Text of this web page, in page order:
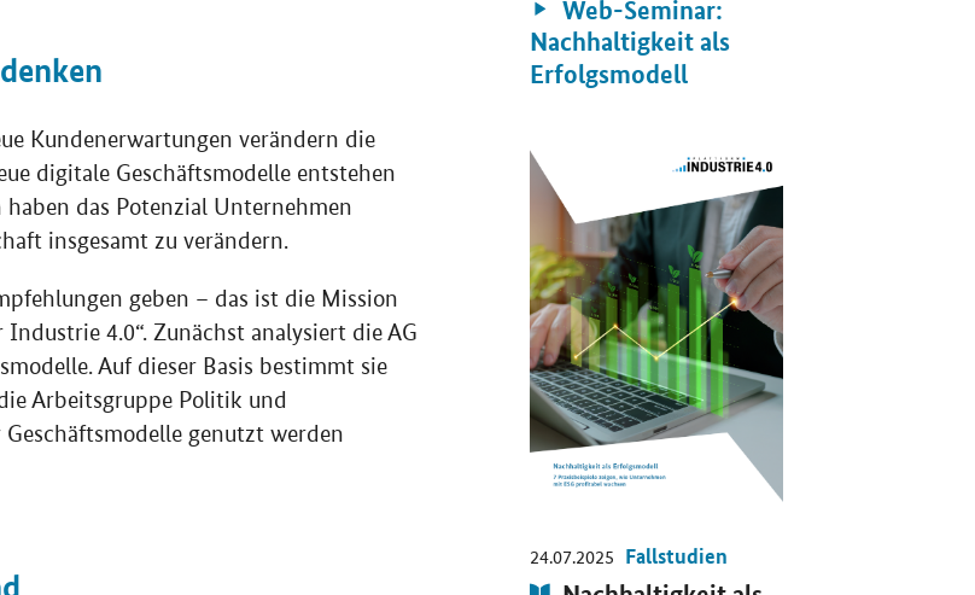
Kundenerwartungen verändern die
digitale Geschäftsmodelle entstehen
das Potenzial Unternehmen
insgesamt zu verändern.
geben – das ist die Mission
4.0“. Zunächst analysiert die AG
Auf dieser Basis bestimmt sie
Arbeitsgruppe Politik und
genutzt werden
Web-Seminar:
Nachhaltigkeit als
Erfolgsmodell
24.07.2025 Fallstudien
Publikation:
Öffnet PDF "Nachhaltigkeit als Erfolgsmodell" in neuem